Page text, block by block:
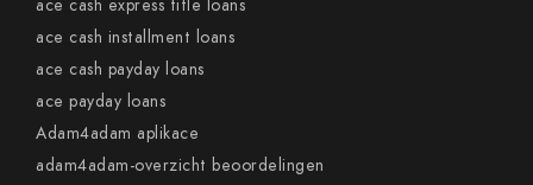
ace cash express title loans
ace cash installment loans
ace cash payday loans
ace payday loans
Adam4adam aplikace
adam4adam-overzicht beoordelingen